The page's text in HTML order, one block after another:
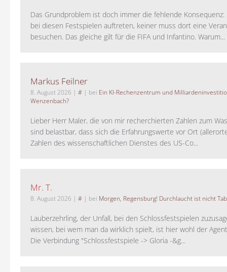
Das Grundproblem ist doch immer die fehlende
bei diesen Festspielen auftreten, keiner muss dort eine
besuchen. Das gleiche gilt für die FIFA und Infantino. Warum...
Markus Feilner
8. August 2026 | # | bei Ein KI-Rechenzentrum und
Wenzenbach?
Lieber Herr Maler, die von mir recherchierten Zahlen zum
sind belastbar, dass sich die Erfahrungswerte vor Ort
Zahlen des wissenschaftlichen Dienstes des US-Co...
Mr. T.
8. August 2026 | # | bei Morgen, Regensburg! Durchlaucht ist nicht
Lauberzehrling, der Unfall, bei den Schlossfestspielen
wissen, bei wem man da wirklich spielt, ist hier wohl der
Die Verbindung "Schlossfestspiele -> Gloria -&g...